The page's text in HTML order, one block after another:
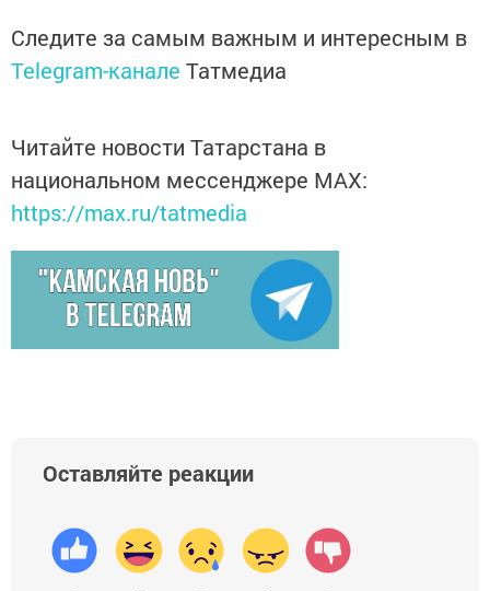
Следите за самым важным и интересным в
Telegram-канале Татмедиа
Читайте новости Татарстана в
национальном мессенджере MАХ:
https://max.ru/tatmedia
Оставляйте реакции